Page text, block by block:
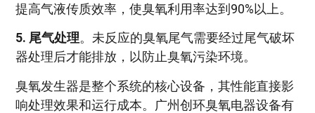
提高气液传质效率，使臭氧利用率达到90%以上。
5. 尾气处理。未反应的臭氧尾气需要经过尾气破坏
器处理后才能排放，以防止臭氧污染环境。
臭氧发生器是整个系统的核心设备，其性能直接影
响处理效果和运行成本。广州创环臭氧电器设备有